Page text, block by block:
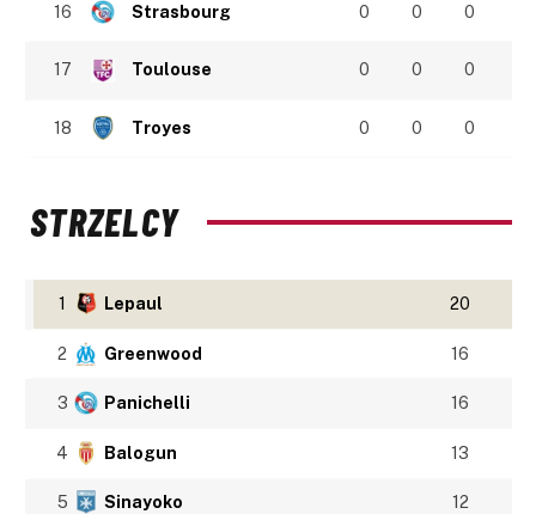
16 Strasbourg 0 0 0
17 Toulouse 0 0 0
18 Troyes 0 0 0
STRZELCY
1 Lepaul 20
2 Greenwood 16
3 Panichelli 16
4 Balogun 13
5 Sinayoko 12